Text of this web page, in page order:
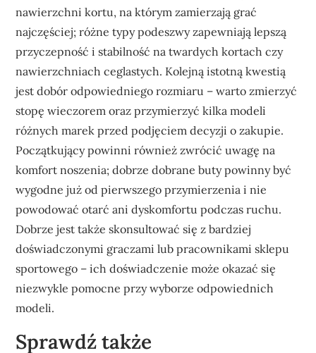
nawierzchni kortu, na którym zamierzają grać
najczęściej; różne typy podeszwy zapewniają lepszą
przyczepność i stabilność na twardych kortach czy
nawierzchniach ceglastych. Kolejną istotną kwestią
jest dobór odpowiedniego rozmiaru – warto zmierzyć
stopę wieczorem oraz przymierzyć kilka modeli
różnych marek przed podjęciem decyzji o zakupie.
Początkujący powinni również zwrócić uwagę na
komfort noszenia; dobrze dobrane buty powinny być
wygodne już od pierwszego przymierzenia i nie
powodować otarć ani dyskomfortu podczas ruchu.
Dobrze jest także skonsultować się z bardziej
doświadczonymi graczami lub pracownikami sklepu
sportowego – ich doświadczenie może okazać się
niezwykle pomocne przy wyborze odpowiednich
modeli.
Sprawdź także